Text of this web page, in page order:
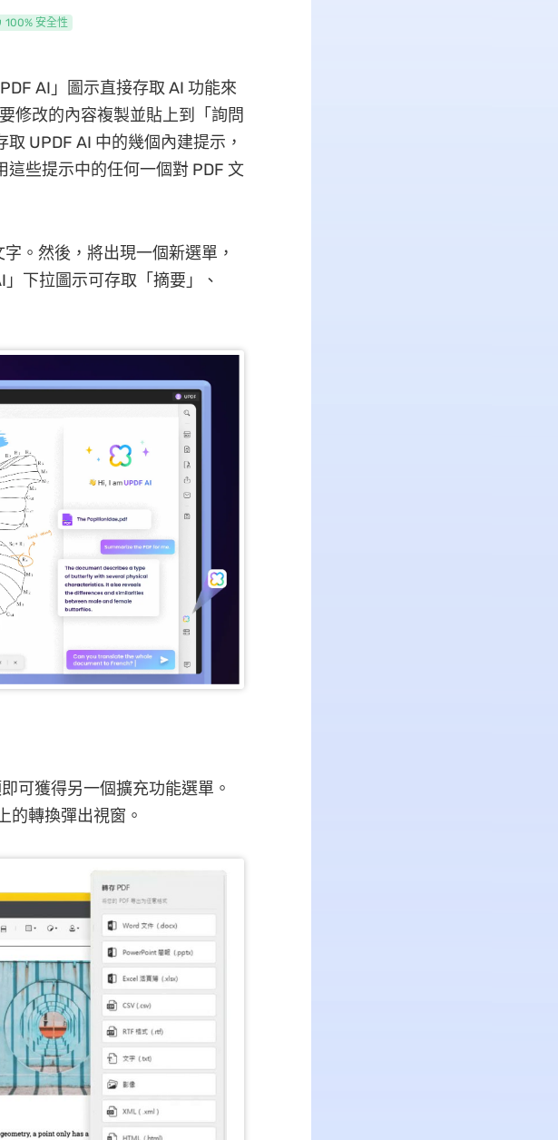
100% 安全性
AI」圖示直接存取 AI 功能來
修改的內容複製並貼上到「詢問
UPDF AI 中的幾個內建提示，
些提示中的任何一個對 PDF 文
。然後，將出現一個新選單，
下拉圖示可存取「摘要」、
可獲得另一個擴充功能選單。
的轉換彈出視窗。